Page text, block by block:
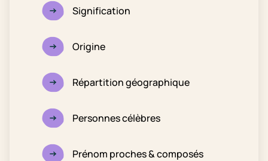
Signification
Origine
Répartition géographique
Personnes célèbres
Prénom proches & composés